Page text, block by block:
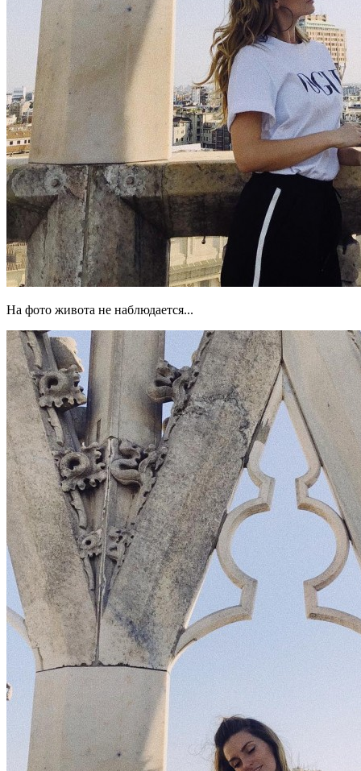
На фото живота не наблюдается...